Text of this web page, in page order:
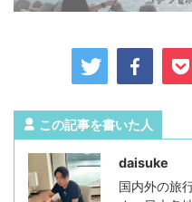
この記事を書いた人
daisuke
国内外の旅